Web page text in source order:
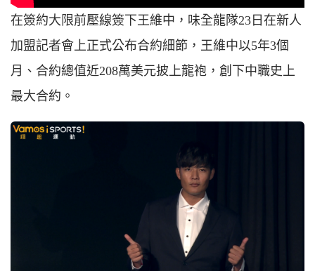
在簽約大限前壓線簽下王維中，味全龍隊23日在新人
加盟記者會上正式公布合約細節，王維中以5年3個
月、合約總值近208萬美元披上龍袍，創下中職史上
最大合約。